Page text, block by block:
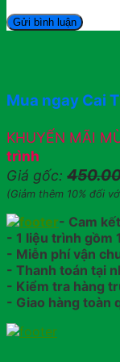
Mua ngay Cai
KHUYẾN MÃI
trình
Giá gốc:
(Giảm thêm 10% đối
- Cam
- 1 liệu trình gồm
- Miễn phí vận
- Thanh toán tại
- Kiểm tra hàng
- Giao hàng toàn